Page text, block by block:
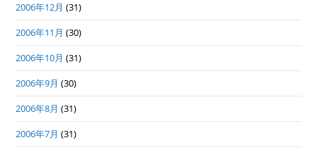
2006年12月 (31)
2006年11月 (30)
2006年10月 (31)
2006年9月 (30)
2006年8月 (31)
2006年7月 (31)